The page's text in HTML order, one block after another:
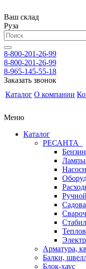
Ваш склад
Руза
8-800-201-26-99
8-800-201-26-99
8-965-145-55-18
Заказать звонок
Каталог О компании
Меню
Каталог
РЕСАНТА
Лампы
Арматура,
Балки,
Блок-хаус